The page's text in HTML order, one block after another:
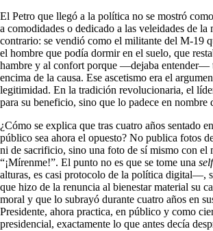
El Petro que llegó a la política no se mostró
a comodidades o dedicado a las veleidades de la
contrario: se vendió como el militante del M-19
el hombre que podía dormir en el suelo, que
hambre y al confort porque —dejaba entender—
encima de la causa. Ese ascetismo era el
legitimidad. En la tradición revolucionaria, el
para su beneficio, sino que lo padece en nombre
¿Cómo se explica que tras cuatro años sentado
público sea ahora el opuesto? No publica fotos
ni de sacrificio, sino una foto de sí mismo con el
“¡Mírenme!”. El punto no es que se tome una
alturas, es casi protocolo de la política digital—,
que hizo de la renuncia al bienestar material su
moral y que lo subrayó durante cuatro años en
Presidente, ahora practica, en público y como
presidencial, exactamente lo que antes decía